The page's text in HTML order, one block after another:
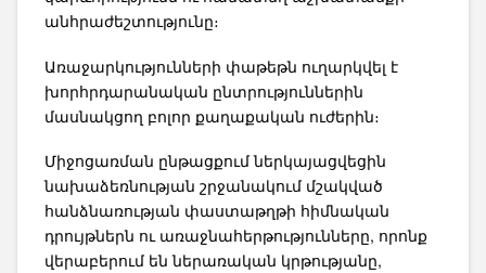
անհրաժեշտությունը։
Առաջարկությունների փաթեթն ուղարկվել է
խորհրդարանական ընտրություններին
մասնակցող բոլոր քաղաքական ուժերին։
Միջոցառման ընթացքում ներկայացվեցին
նախաձեռնության շրջանակում մշակված
հանձնառության փաստաթղթի հիմնական
դրույթներն ու առաջնահերթությունները, որոնք
վերաբերում են ներառական կրթությանը,